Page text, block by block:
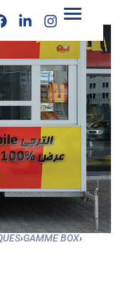
›GAMME BOX›